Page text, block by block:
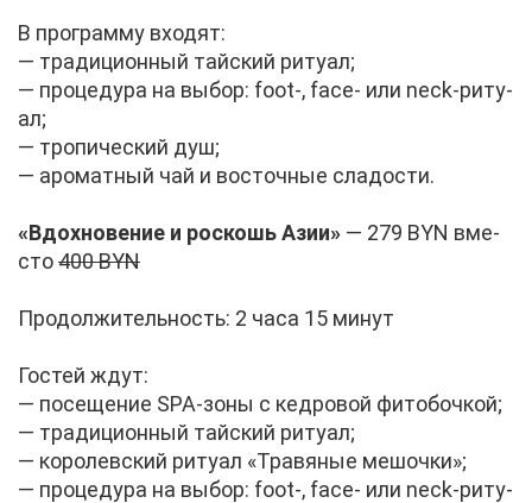
В про­грам­му вхо­дят:
— тра­ди­ци­он­ный тай­ский ри­ту­ал;
— про­це­ду­ра на вы­бор: foot-, face- или neck-ри­ту­
ал;
— тро­пи­че­ский душ;
— аро­мат­ный чай и во­сточ­ные сла­до­сти.
«Вдох­но­ве­ние и рос­кошь Азии» — 279 BYN вме­
сто400 BYN
Про­дол­жи­тель­ность: 2 ча­са 15 ми­нут
Го­стей ждут:
— по­се­ще­ние SPA-зо­ны с кед­ро­вой фи­то­боч­кой;
— тра­ди­ци­он­ный тай­ский ри­ту­ал;
— ко­ро­лев­ский ри­ту­ал «Тра­вя­ные ме­шоч­ки»;
— про­це­ду­ра на вы­бор: foot-, face- или neck-ри­ту­